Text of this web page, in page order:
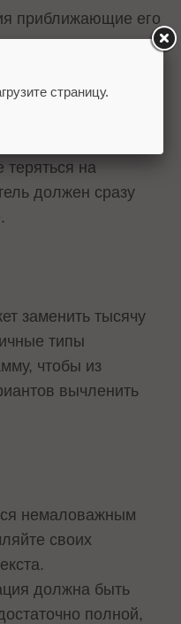
приближающие его
«Заказать сейчас»,
теряться на
должен сразу
заменить тысячу
типы
чтобы из
вычленить
немаловажным
своих
должна быть
полной,
страницу.